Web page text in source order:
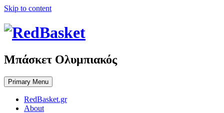
Skip to content
Μπάσκετ Ολυμπιακός
Primary Menu
RedBasket.gr
About